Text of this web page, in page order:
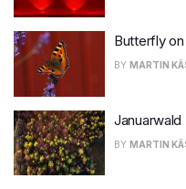
Butterfly
BY MARTIN
Januarwald
BY MARTIN